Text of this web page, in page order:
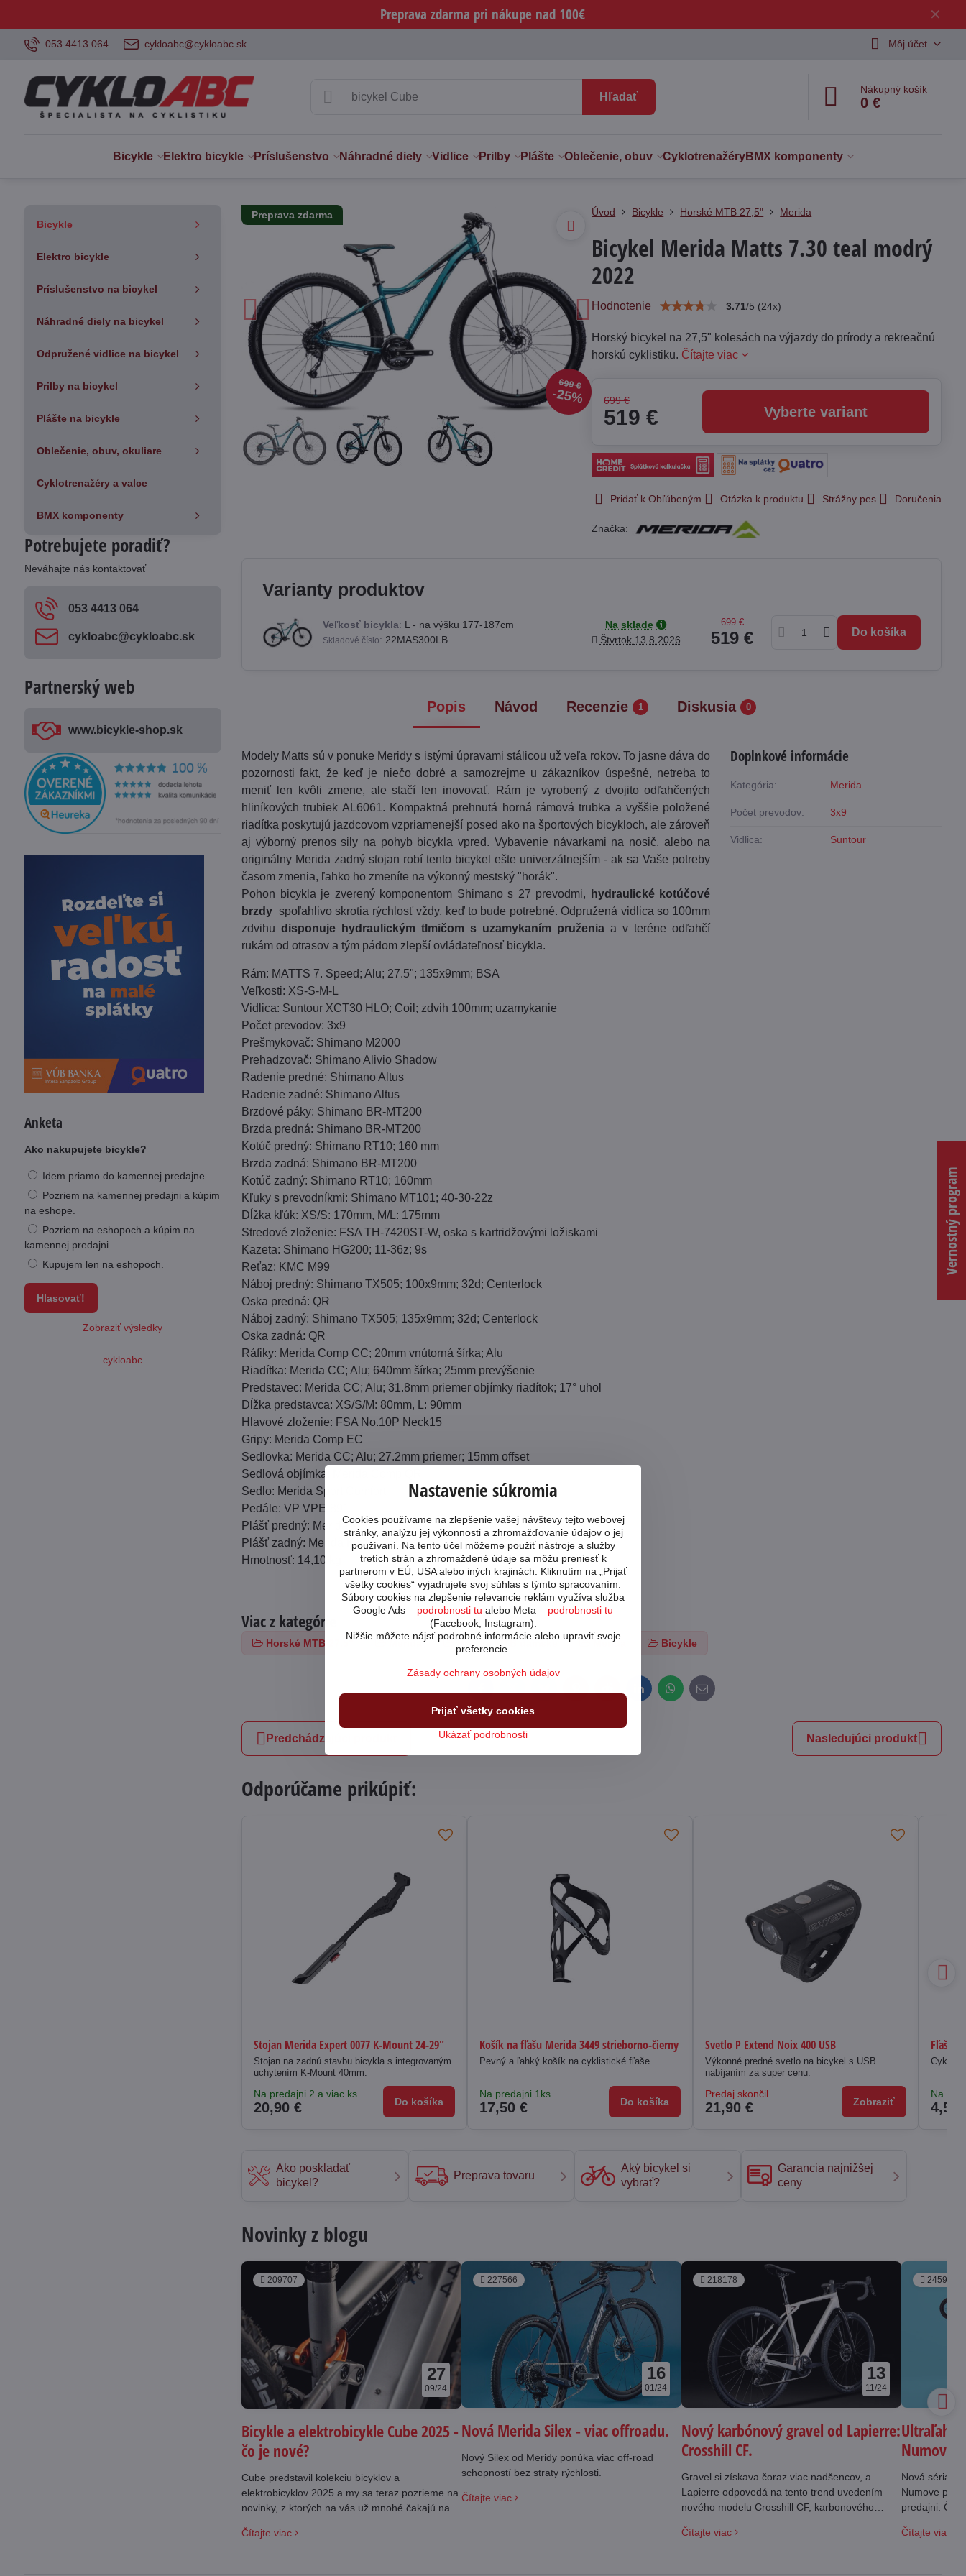
✕
Preprava zdarma pri nákupe nad 100€
053 4413 064 cykloabc@cykloabc.sk Môj účet
Hľadať
Nákupný košík
0 €
Bicykle Elektro bicykle Príslušenstvo Náhradné diely Vidlice Prilby Plášte Oblečenie, obuv CyklotrenažéryBMX komponenty
Preprava zdarma
699 €
25%
Úvod Bicykle Horské MTB 27,5" Merida
Bicykel Merida Matts 7.30 teal modrý
2022
Hodnotenie 3.71/5 (24x)
Horský bicykel na 27,5" kolesách na výjazdy do prírody a rekreačnú
horskú cyklistiku. Čítajte viac
699 €
519 € Vyberte variant
Pridať k Obľúbeným Otázka k produktu Strážny pes Doručenia
Značka:
Varianty produktov
Veľkosť bicykla: L - na výšku 177-187cm
Skladové číslo: 22MAS300LB
Na sklade
Štvrtok 13.8.2026
699 €
519 € Do košíka
Popis Návod Recenzie 1 Diskusia 0
Modely Matts sú v ponuke Meridy s istými úpravami stálicou už veľa rokov. To jasne dáva do
pozornosti fakt, že keď je niečo dobré a samozrejme u zákazníkov úspešné, netreba to
meniť len kvôli zmene, ale stačí len inovovať. Rám je vyrobený z dvojito odľahčených
hliníkových trubiek AL6061. Kompaktná prehnutá horná rámová trubka a vyššie položené
riadítka poskytujú jazdcovom vzpriamenejší posed ako na športových bicykloch, ale zároveň
aj výborný prenos sily na pohyb bicykla vpred. Vybavenie návarkami na nosič, alebo na
originálny Merida zadný stojan robí tento bicykel ešte univerzálnejším - ak sa Vaše potreby
časom zmenia, ľahko ho zmeníte na výkonný mestský "horák".
Pohon bicykla je zverený komponentom Shimano s 27 prevodmi,
hydraulické kotúčové
brzdy spoľahlivo skrotia rýchlosť vždy, keď to bude potrebné. Odpružená vidlica so 100mm
zdvihudisponuje hydraulickým tlmičom s uzamykaním pruženiaa v teréne odľahčí
rukám od otrasov a tým pádom zlepší ovládateľnosť bicykla.
Rám: MATTS 7. Speed; Alu; 27.5"; 135x9mm; BSA
Veľkosti: XS-S-M-L
Vidlica: Suntour XCT30 HLO; Coil; zdvih 100mm; uzamykanie
Počet prevodov: 3x9
Prešmykovač: Shimano M2000
Prehadzovač: Shimano Alivio Shadow
Radenie predné: Shimano Altus
Radenie zadné: Shimano Altus
Brzdové páky: Shimano BR-MT200
Brzda predná: Shimano BR-MT200
Kotúč predný: Shimano RT10; 160 mm
Brzda zadná: Shimano BR-MT200
Kotúč zadný: Shimano RT10; 160mm
Kľuky s prevodníkmi: Shimano MT101; 40-30-22z
Dĺžka kľúk: XS/S: 170mm, M/L: 175mm
Stredové zloženie: FSA TH-7420ST-W, oska s kartridžovými ložiskami
Kazeta: Shimano HG200; 11-36z; 9s
Reťaz: KMC M99
Náboj predný: Shimano TX505; 100x9mm; 32d; Centerlock
Oska predná: QR
Náboj zadný: Shimano TX505; 135x9mm; 32d; Centerlock
Oska zadná: QR
Ráfiky: Merida Comp CC; 20mm vnútorná šírka; Alu
Riadítka: Merida CC; Alu; 640mm šírka; 25mm prevýšenie
Predstavec: Merida CC; Alu; 31.8mm priemer objímky riadítok; 17° uhol
Dĺžka predstavca: XS/S/M: 80mm, L: 90mm
Hlavové zloženie: FSA No.10P Neck15
Gripy: Merida Comp EC
Sedlovka: Merida CC; Alu; 27.2mm priemer; 15mm offset
Sedlová objímka: Merida Comp QR
Sedlo: Merida Sport Comfort
Pedále: VP VPE-891
Plášť predný: Merida K1080; 27.5x2.2"
Plášť zadný: Merida K1080; 27.5x2.2"
Hmotnosť: 14,10 kg
Viac z kategórie
Horské MTB 27,5" Merida Horské MTB dámske Merida Bicykle
Doplnkové informácie
Kategória: Merida
Počet prevodov: 3x9
Vidlica: Suntour
Novinky z blogu
209707
27
09/24
Bicykle a elektrobicykle Cube 2025 -
čo je nové?
Cube predstavil kolekciu bicyklov a
elektrobicyklov 2025 a my sa teraz pozrieme na
novinky, z ktorých na vás už mnohé čakajú na
Čítajte viac
227566
16
01/24
Nová Merida Silex - viac offroadu.
Nový Silex od Meridy ponúka viac off-road
schopností bez straty rýchlosti.
Čítajte viac
218178
13
11/24
Nový karbónový gravel od Lapierre:
Crosshill CF.
Gravel si získava čoraz viac nadšencov, a
Lapierre odpovedá na tento trend uvedením
nového modelu Crosshill CF, karbonového
a univerzálnosť.
Čítajte viac
245905
Numove
Nová séria
Numove
predajni. Čo
Čítajte viac
Facebook
TwitterBlueskyPinterestReddit LinkedInWhatsApp
E-
mail
Predchádzajúci produkt Nasledujúci produkt
Odporúčame prikúpiť:
Stojan Merida Expert 0077 K-Mount 24-29"
Stojan na zadnú stavbu bicykla s integrovaným
uchytením K-Mount 40mm.
Na predajni 2 a viac ks
20,90 € Do košíka
Košík na fľašu Merida 3449 strieborno-čierny
Pevný a ľahký košík na cyklistické fľaše.
Na predajni 1ks
17,50 € Do košíka
Svetlo P Extend Noix 400 USB
Výkonné predné svetlo na bicykel s USB
nabíjaním za super cenu.
Predaj skončil
21,90 € Zobraziť
Fľaša
Na
4,50
Ako poskladať
bicykel?
Preprava tovaru
Aký bicykel si
vybrať?
Garancia najnižšej
ceny
Bicykle
Elektro bicykle
Príslušenstvo na bicykel
Náhradné diely na bicykel
Odpružené vidlice na bicykel
Prilby na bicykel
Plášte na bicykle
Oblečenie, obuv, okuliare
Cyklotrenažéry a valce
BMX komponenty
Potrebujete poradiť?
Neváhajte nás kontaktovať
053 4413 064
cykloabc​@cykloabc​.sk
Partnerský web
www​.bicykle-shop​.sk
Anketa
Ako nakupujete bicykle?
Idem priamo do kamennej predajne.
Pozriem na kamennej predajni a kúpim
na eshope.
Pozriem na eshopoch a kúpim na
kamennej predajni.
Kupujem len na eshopoch.
Hlasovať!
Zobraziť výsledky
cykloabc
Vernostný program
Nastavenie súkromia
Cookies používame na zlepšenie vašej návštevy tejto webovej
stránky, analýzu jej výkonnosti a zhromažďovanie údajov o jej
používaní. Na tento účel môžeme použiť nástroje a služby
tretích strán a zhromaždené údaje sa môžu preniesť k
partnerom v EÚ, USA alebo iných krajinách. Kliknutím na „Prijať
všetky cookies“ vyjadrujete svoj súhlas s týmto spracovaním.
Súbory cookies na zlepšenie relevancie reklám využíva služba
Google Ads – podrobnosti tu alebo Meta – podrobnosti tu
(Facebook, Instagram).
Nižšie môžete nájsť podrobné informácie alebo upraviť svoje
preferencie.
Zásady ochrany osobných údajov
Ukázať podrobnosti
Prijať všetky cookies